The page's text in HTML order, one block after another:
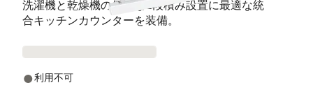
洗濯機と乾燥機の便利な2段積み設置に最適な統
合キッチンカウンターを装備。
利用不可